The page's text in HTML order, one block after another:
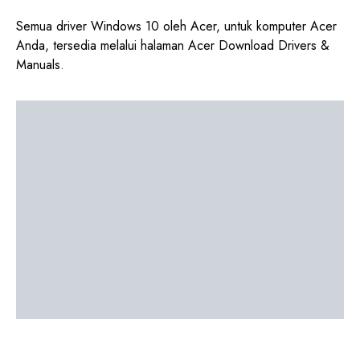
Semua driver Windows 10 oleh Acer, untuk komputer Acer
Anda, tersedia melalui halaman Acer Download Drivers &
Manuals.